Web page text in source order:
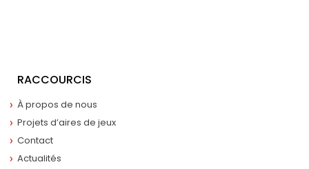
RACCOURCIS
À propos de nous
Projets d’aires de jeux
Contact
Actualités